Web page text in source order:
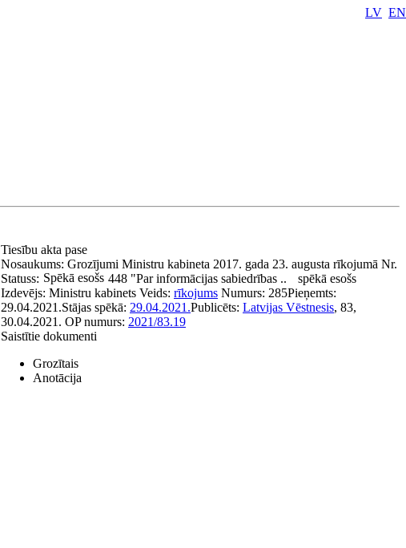
LV EN
Tiesību akta pase
Nosaukums: Grozījumi Ministru kabineta 2017. gada 23. augusta rīkojumā Nr.
448 "Par informācijas sabiedrības ..
Statuss: Spēkā esošs
spēkā esošs
Izdevējs: Ministru kabinets Veids: rīkojums Numurs: 285Pieņemts:
29.04.2021.Stājas spēkā: 29.04.2021.Publicēts: Latvijas Vēstnesis, 83,
30.04.2021. OP numurs: 2021/83.19
Saistītie dokumenti
Grozītais
Anotācija